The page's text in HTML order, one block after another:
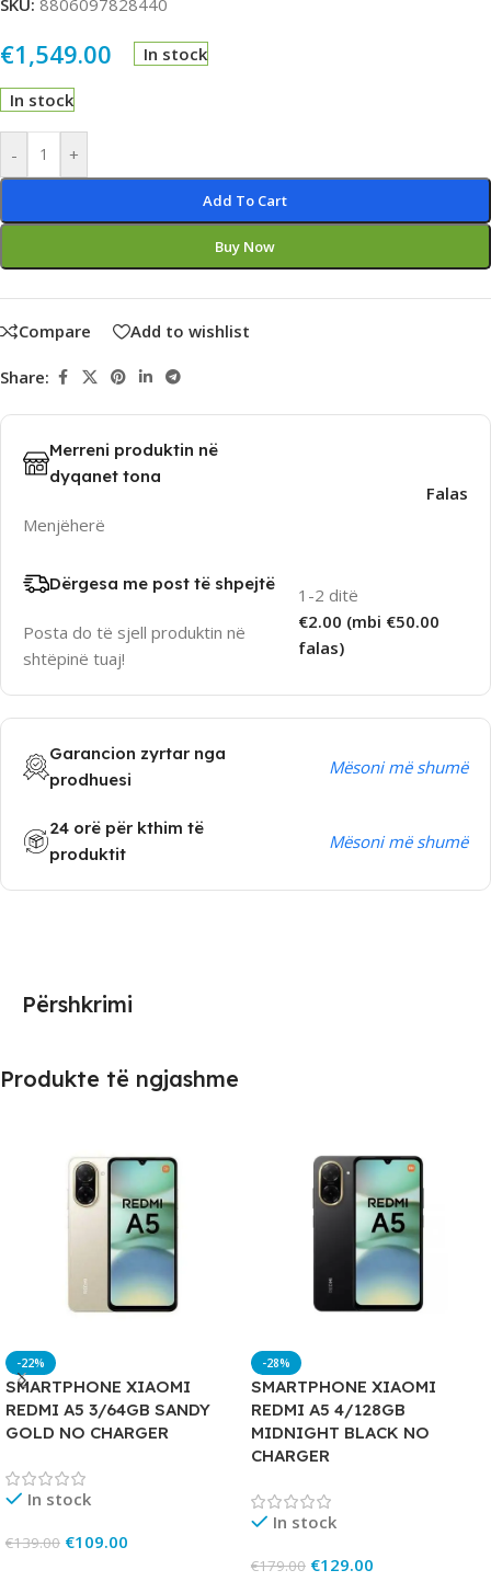
€1,549.00 In stock
In stock
- +
Add To Cart
Buy Now
Alternative:
Compare Add to wishlist
Share:
Merreni produktin në
dyqanet tona
Menjëherë
Falas
Dërgesa me post të shpejtë
Posta do të sjell produktin në
shtëpinë tuaj!
1-2 ditë
€2.00 (mbi €50.00
falas)
Garancion zyrtar nga
prodhuesi
Mësoni më shumë
24 orë për kthim të
produktit
Mësoni më shumë
Përshkrimi
Produkte të ngjashme
-22%
SMARTPHONE XIAOMI
REDMI A5 3/64GB SANDY
GOLD NO CHARGER
In stock
€139.00 €109.00
-28%
SMARTPHONE XIAOMI
REDMI A5 4/128GB
MIDNIGHT BLACK NO
CHARGER
In stock
€179.00 €129.00